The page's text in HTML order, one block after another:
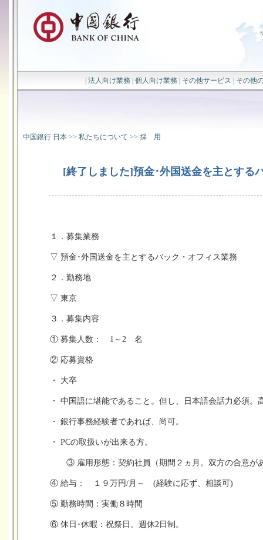
法人向け業務 個人向け業務 その他サービス その他
中国銀行 日本 >> 私たちについて >> 採 用
[終了しました]預金･外国送金を主とする
１．募集業務
▽ 預金･外国送金を主とするバック・オフィス業務
２．勤務地
▽ 東京
３．募集内容
① 募集人数： 1～2 名
② 応募資格
・ 大卒
・ 中国語に堪能であること。但し、日本語会話力必須。
・ 銀行事務経験者であれば、尚可。
・ PCの取扱いが出来る方。
③ 雇用形態：契約社員（期間２ヵ月。双方の合意が
④ 給与： １９万円/月～ (経験に応ず、相談可)
⑤ 勤務時間：実働８時間
⑥ 休日･休暇：祝祭日。週休2日制。